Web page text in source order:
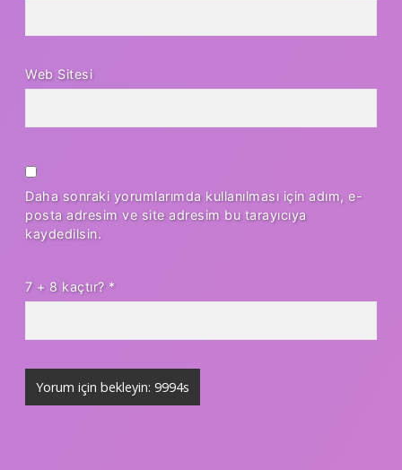
Web Sitesi
Daha sonraki yorumlarımda kullanılması için adım, e-
posta adresim ve site adresim bu tarayıcıya
kaydedilsin.
7 + 8 kaçtır? *